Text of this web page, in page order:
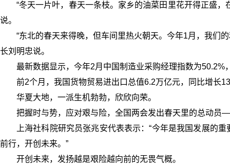
“冬天一片叶，春天一条枝。家乡的油菜田里花开得正盛
说。
“东北的春天来得晚，但车间里热火朝天。今年1月，我们
长刘明忠说。
最新数据显示，今年2月中国制造业采购经理指数为
前2个月，我国货物贸易进出口总值6.2万亿元，同比增长
华夏大地，一派生机勃勃，欣欣向荣。
把握时与势，应对艰与险，全国两会发出春天里的总动
上海社科院研究员张兆安代表表示：“今年是我国发展的
前行，开创未来。”
开创未来，发扬越是艰险越向前的无畏气概。